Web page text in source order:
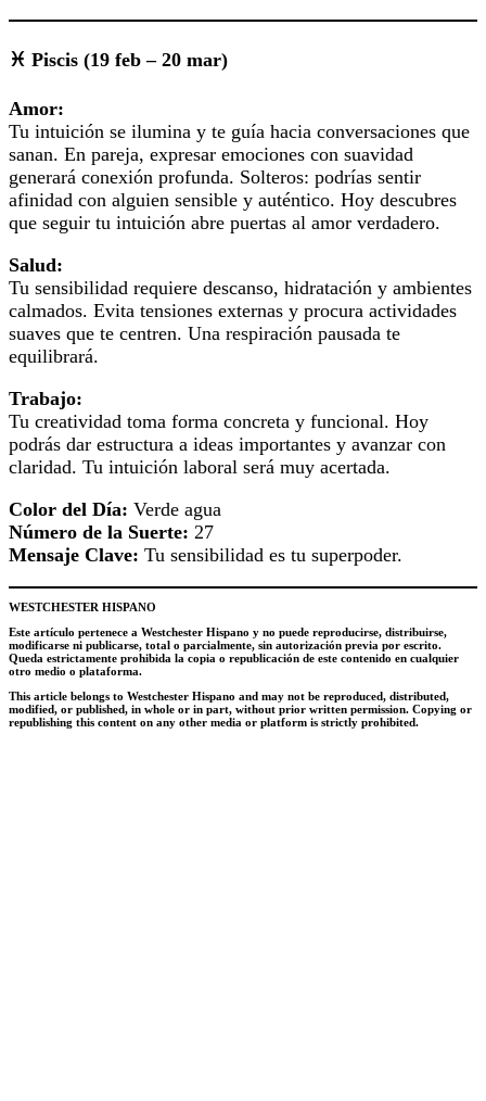
♓ Piscis (19 feb – 20 mar)
Amor:
Tu intuición se ilumina y te guía hacia conversaciones que
sanan. En pareja, expresar emociones con suavidad
generará conexión profunda. Solteros: podrías sentir
afinidad con alguien sensible y auténtico. Hoy descubres
que seguir tu intuición abre puertas al amor verdadero.
Salud:
Tu sensibilidad requiere descanso, hidratación y ambientes
calmados. Evita tensiones externas y procura actividades
suaves que te centren. Una respiración pausada te
equilibrará.
Trabajo:
Tu creatividad toma forma concreta y funcional. Hoy
podrás dar estructura a ideas importantes y avanzar con
claridad. Tu intuición laboral será muy acertada.
Color del Día: Verde agua
Número de la Suerte: 27
Mensaje Clave: Tu sensibilidad es tu superpoder.
WESTCHESTER HISPANO
Este artículo pertenece a Westchester Hispano y no puede reproducirse, distribuirse,
modificarse ni publicarse, total o parcialmente, sin autorización previa por escrito.
Queda estrictamente prohibida la copia o republicación de este contenido en cualquier
otro medio o plataforma.
This article belongs to Westchester Hispano and may not be reproduced, distributed,
modified, or published, in whole or in part, without prior written permission. Copying or
republishing this content on any other media or platform is strictly prohibited.